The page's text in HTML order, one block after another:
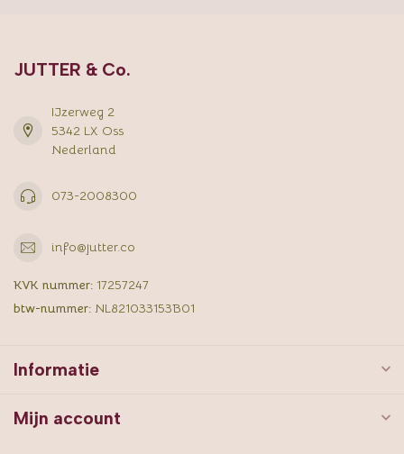
JUTTER & Co.
IJzerweg 2
5342 LX Oss
Nederland
073-2008300
info@jutter.co
KVK nummer: 17257247
btw-nummer: NL821033153B01
Informatie
Mijn account